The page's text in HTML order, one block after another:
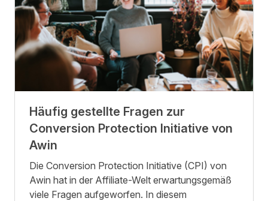
Häufig gestellte Fragen zur
Conversion Protection Initiative von
Awin
Die Conversion Protection Initiative (CPI) von
Awin hat in der Affiliate-Welt erwartungsgemäß
viele Fragen aufgeworfen. In diesem